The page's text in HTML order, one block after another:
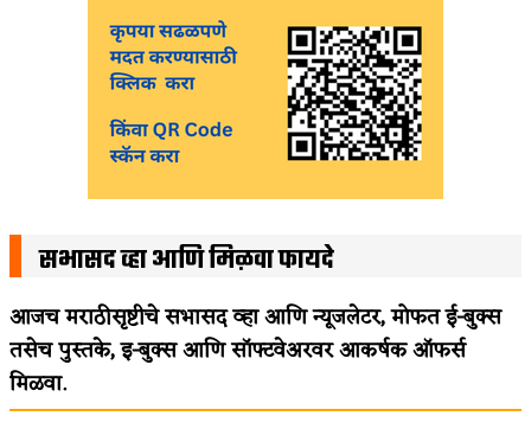
सभासद व्हा आणि मिळवा फायदे
आजच मराठीसृष्टीचे सभासद व्हा आणि न्यूजलेटर, मोफत ई-बुक्स
तसेच पुस्तके, इ-बुक्स आणि सॉफ्टवेअरवर आकर्षक ऑफर्स
मिळवा.